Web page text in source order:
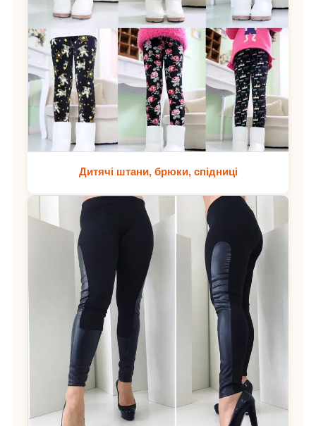
Дитячі штани, брюки, спідниці